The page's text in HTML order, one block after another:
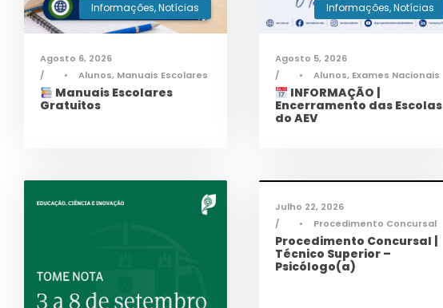
Informações,Notícias
Agosto 6, 2026
•
Alunos, Manuais Escolares
Manuais Escolares
Gratuitos
Informações, Notícias
Agosto 5, 2026
•
Alunos, Exames Nacionais
INFORMAÇÃO |
Encerramento das Escolas
do AEV
Julho 22, 2026
•
Procedimento Concursal
Procedimento Concursal |
Técnico Superior –
Psicólogo(a)